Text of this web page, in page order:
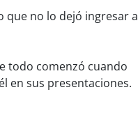
que no lo dejó ingresar a
todo comenzó cuando
en sus presentaciones.